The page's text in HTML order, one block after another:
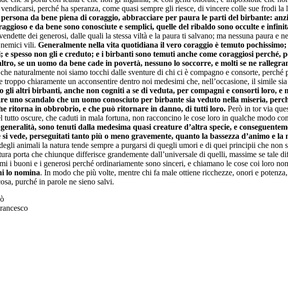
perché ha speranza, come quasi sempre gli riesce, di vincere colle sue frodi la
da bene piena di coraggio, abbracciare per paura le parti del birbante:
e da bene sono conosciute e semplici, quelle del ribaldo sono occulte e
dei generosi, dalle quali la stessa viltà e la paura ti salvano; ma nessuna paura e
vili. Generalmente nella vita quotidiana il vero coraggio è temuto
spesso non gli e creduto; e i birbanti sono temuti anche come coraggiosi
se un uomo da bene cade in povertà, nessuno lo soccorre, e molti se ne
naturalmente noi siamo tocchi dalle sventure di chi ci è compagno e consorte, perché
chiaramente un acconsentire dentro noi medesimi che, nell’occasione, il simile
gli altri birbanti, anche non cogniti a se di veduta, per compagni e consorti loro, e
uno scandalo che un uomo conosciuto per birbante sia veduto nella miseria,
ritorna in obbrobrio, e che può ritornare in danno, di tutti loro. Però in tor via
oscure, che caduti in mala fortuna, non racconcino le cose loro in qualche modo
sono tenuti dalla medesima quasi creature d’altra specie, e
vede, perseguitati tanto più o meno gravemente, quanto la bassezza d’animo e
animali la natura tende sempre a purgarsi di quegli umori e di quei principii che
porta che chiunque differisce grandemente dall’universale di quelli, massime se tale
i buoni e i generosi perché ordinariamente sono sinceri, e chiamano le cose coi loro
lo nomina. In modo che più volte, mentre chi fa male ottiene ricchezze, onori e
purché in parole ne sieno salvi.